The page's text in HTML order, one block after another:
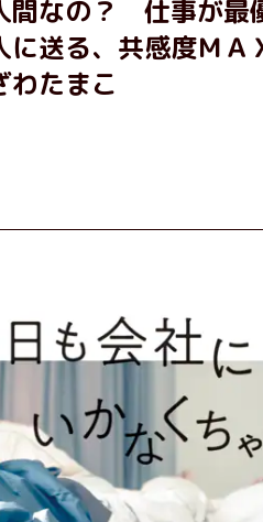
間なの？ 仕事が最
送る、共感度Ｍ
わたまこ